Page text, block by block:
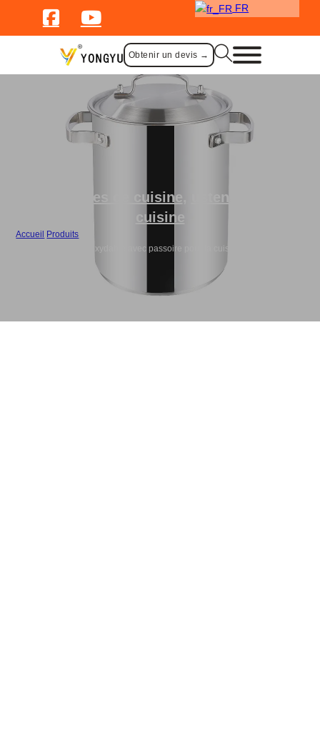
FR
Obtenir un devis →
ustensiles de cuisine
ustensiles de
cuisine
Accueil Produits
Marmite en acier inoxydable avec passoire pour la cuisson des pâtes